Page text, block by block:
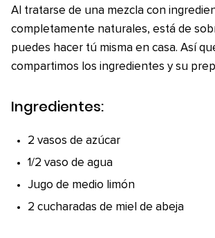
Al tratarse de una mezcla con
completamente naturales, está de
puedes hacer tú misma en casa. Así
compartimos los ingredientes y su
Ingredientes:
2 vasos de azúcar
1/2 vaso de agua
Jugo de medio limón
2 cucharadas de miel de abeja